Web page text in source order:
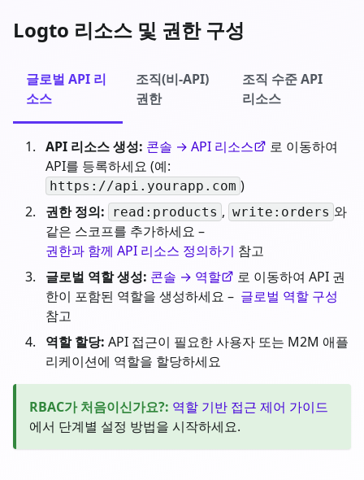
Logto 리소스 및 권한 구성
글로벌 API 리
소스
조직(비-API)
권한
조직 수준 API
리소스
API 리소스 생성: 콘솔 → API 리소스
로 이동하여
API를 등록하세요 (예:
https://api.yourapp.com )
권한 정의:
read:products , write:orders 와
같은 스코프를 추가하세요 –
권한과 함께 API 리소스 정의하기 참고
글로벌 역할 생성: 콘솔 → 역할
로 이동하여 API 권
한이 포함된 역할을 생성하세요 – 글로벌 역할 구성
참고
역할 할당: API 접근이 필요한 사용자 또는 M2M 애플
리케이션에 역할을 할당하세요
RBAC가 처음이신가요?: 역할 기반 접근 제어 가이드
에서 단계별 설정 방법을 시작하세요.